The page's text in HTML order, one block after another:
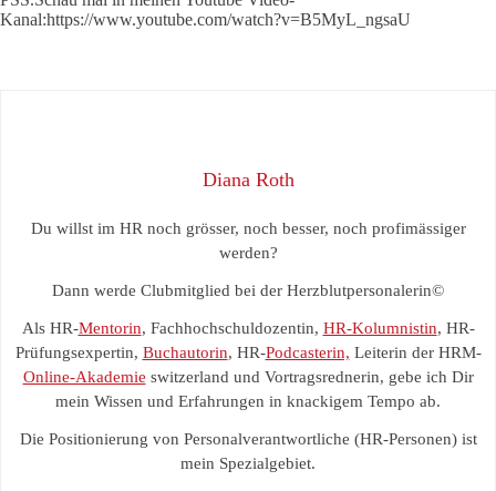
Kanal:https://www.youtube.com/watch?v=B5MyL_ngsaU
Diana Roth
Du willst im HR noch grösser, noch besser, noch profimässiger
werden?
Dann werde Clubmitglied bei der Herzblutpersonalerin©
Als HR-Mentorin, Fachhochschuldozentin, HR-Kolumnistin, HR-
Prüfungsexpertin, Buchautorin, HR-Podcasterin, Leiterin der HRM-
Online-Akademie switzerland und Vortragsrednerin, gebe ich Dir
mein Wissen und Erfahrungen in knackigem Tempo ab.
Die Positionierung von Personalverantwortliche (HR-Personen) ist
mein Spezialgebiet.